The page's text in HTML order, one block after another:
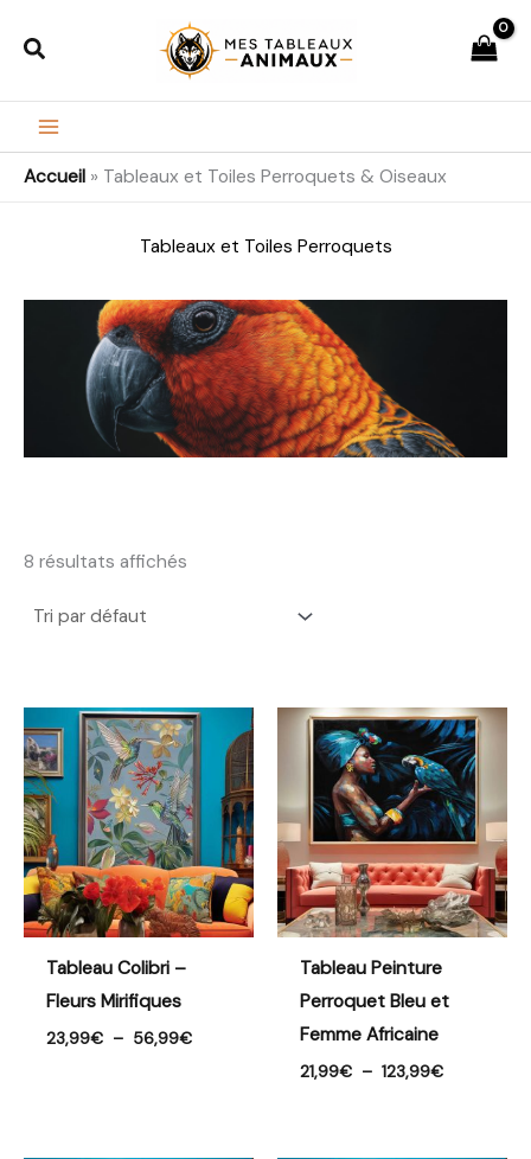
Rechercher
Accueil » Tableaux et Toiles Perroquets & Oiseaux
Tableaux et Toiles Perroquets
8 résultats affichés
Tableau Colibri –
Fleurs Mirifiques
23,99€ – 56,99€
Plage
de
prix :
23,99€
à
56,99€
Tableau Peinture
Perroquet Bleu et
Femme Africaine
21,99€ – 123,99€
Plage
de
prix :
21,99€
à
123,99€